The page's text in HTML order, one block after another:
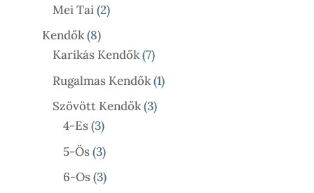
Mei Tai 22
Kendők 88
Termék
Karikás Kendők 77
Termék
Rugalmas Kendők 11
Szövött Kendők 33
4-Es 33
Termék
5-Ös 33
Termék
6-Os 33